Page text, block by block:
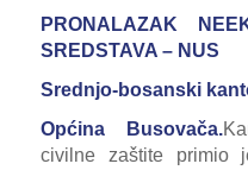
PRONALAZAK
SREDSTAVA – NUS
Srednjo-bosanski
Općina Busovača.
civilne zaštite primio